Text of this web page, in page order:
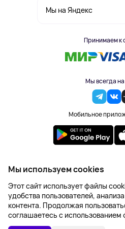
Мы на Яндекс
Принимаем к
Мы всегда
Мобильное
2023-2026 © DoBuy. Все
Правила обработки
Оферта
Создание
Мы используем cookies
Этот сайт использует файлы
удобства пользователей,
контента. Продолжая
соглашаетесь с использованием